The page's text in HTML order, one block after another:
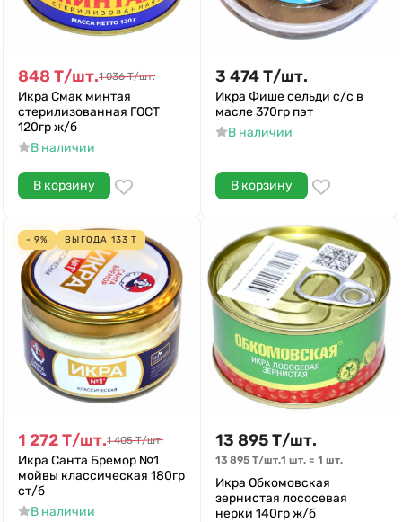
848 Т/шт.1 036 Т/шт.
Икра Смак минтая
стерилизованная ГОСТ
120гр ж/б
В наличии
В корзину
3 474Т/шт.
Икра Фише сельди с/с в
масле 370гр пэт
В наличии
В корзину
- 9% ВЫГОДА 133 Т
1 272Т/шт.1 405 Т/шт.
Икра Санта Бремор №1
мойвы классическая 180гр
ст/б
В наличии
13 895Т/шт.
13 895 Т/шт.1 шт. = 1 шт.
Икра Обкомовская
зернистая лососевая
нерки 140гр ж/б